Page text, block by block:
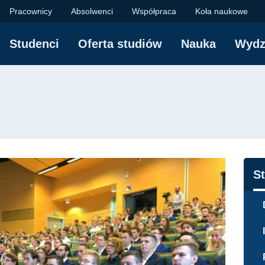
Pracownicy Absolwenci Współpraca Koła naukowe
Studenci Oferta studiów Nauka